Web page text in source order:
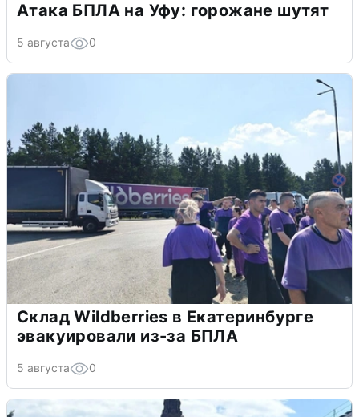
Атака БПЛА на Уфу: горожане шутят
5 августа 0
Склад Wildberries в Екатеринбурге
эвакуировали из-за БПЛА
5 августа 0